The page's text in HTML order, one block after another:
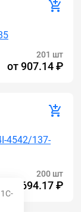
201 шт
от907.14 ₽
4542/137-
200 шт
5 694.17 ₽